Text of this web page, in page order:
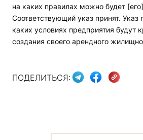
на каких правилах можно будет
Соответствующий указ принят. Указ
каких условиях предприятия будут
создания своего арендного
ПОДЕЛИТЬСЯ: